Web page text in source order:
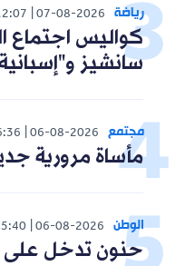
رياضة 07-08-2026
كواليس اجتماع
سانشيز
مجتمع 06-08-2026
مأساة مرورية
الوطن 06-08-2026
حنون تدخل